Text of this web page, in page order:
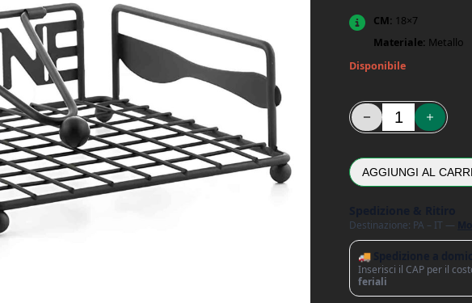
CM: 18×7
Materiale: Metallo
Disponibile
Porta Tovaglioli Nero
AGGIUNGI AL
Destinazione: PA – IT —
🚚 Spedizione a
Inserisci il CAP per il
feriali